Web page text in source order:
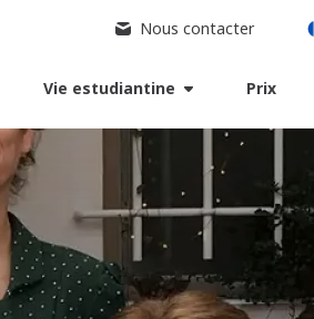
Nous contacter
Vie estudiantine Prix